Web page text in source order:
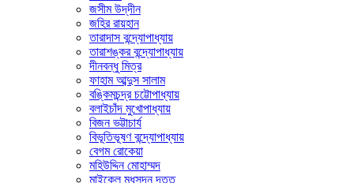
জসীম উদ্‌দীন
জহির রায়হান
তারাদাস বন্দ্যোপাধ্যায়
তারাশঙ্কর বন্দ্যোপাধ্যায়
দীনবন্ধু মিত্র
ফাহাম আব্দুস সালাম
বঙ্কিমচন্দ্র চট্টোপাধ্যায়
বলাইচাঁদ মুখোপাধ্যায়
বিজন ভট্টাচার্য
বিভূতিভূষণ বন্দ্যোপাধ্যায়
বেগম রোকেয়া
মহিউদ্দিন মোহাম্মদ
মাইকেল মধুসূদন দত্ত